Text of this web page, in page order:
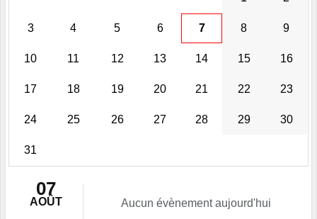
3 4 5 6 7 8 9
10 11 12 13 14 15 16
17 18 19 20 21 22 23
24 25 26 27 28 29 30
31
07
AOÛT Aucun évènement aujourd'hui